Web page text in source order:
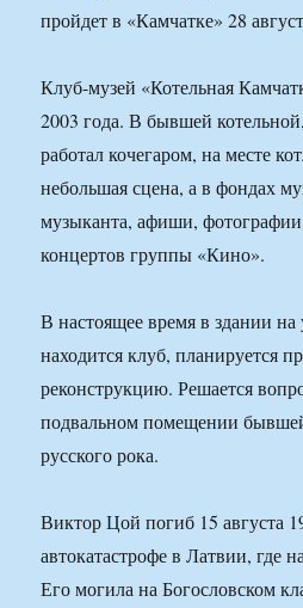
пройдет в «Камчатке» 28
Клуб-музей «Котельная
2003 года. В бывшей
работал кочегаром, на месте
небольшая сцена, а в фондах
музыканта, афиши,
концертов группы «Кино».
В настоящее время в здании на
находится клуб, планируется
реконструкцию. Решается
подвальном помещении
русского рока.
Виктор Цой погиб 15 августа
автокатастрофе в Латвии, где
Его могила на Богословском